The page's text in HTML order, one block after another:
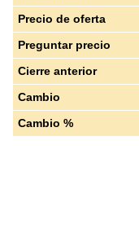
Precio de oferta
Preguntar precio
Cierre anterior
Cambio
Cambio %